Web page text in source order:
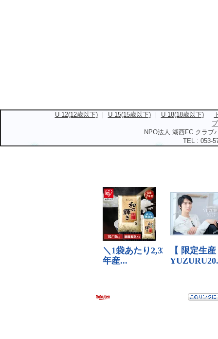
U-12(12歳以下)｜ U-15(15歳以下)｜ U-18(18歳以下)｜
NPO法人 湖西FC クラ
TEL : 053-